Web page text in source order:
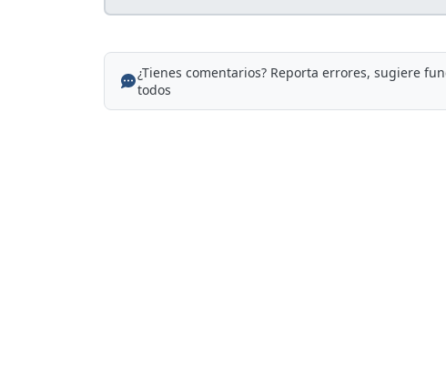
¿Tienes comentarios? Reporta errores, sugiere
todos